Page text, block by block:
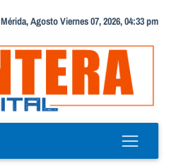
Mérida, Agosto Viernes 07, 2026, 04:33 pm